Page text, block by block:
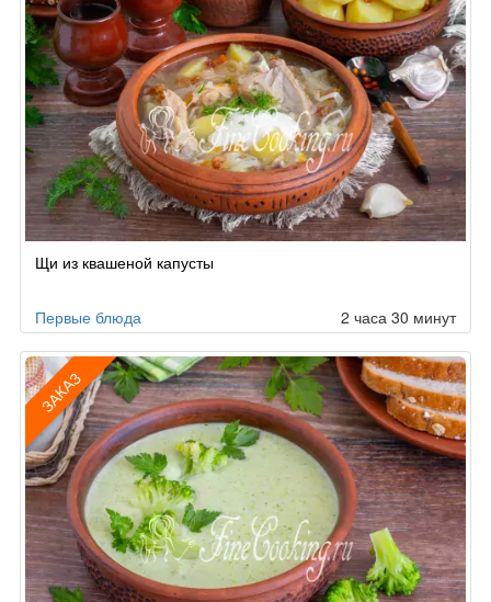
Щи из квашеной капусты
Первые блюда 2 часа 30 минут
ЗАКАЗ